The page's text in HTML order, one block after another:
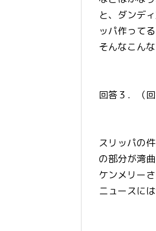
と、ダンデ
ッパ作って
そんなこん
回答３．（
スリッパの
の部分が湾
ケンメリー
ニュースに